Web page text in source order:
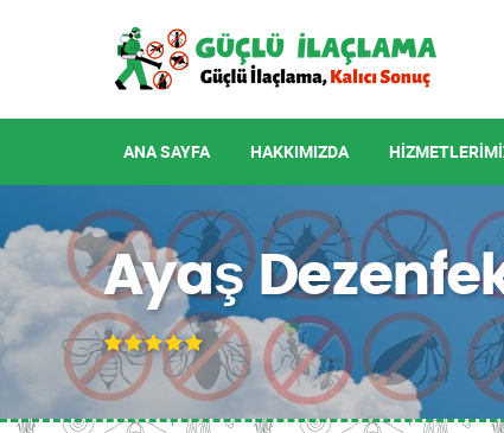
ANA SAYFA HAKKIMIZDA
Ayaş